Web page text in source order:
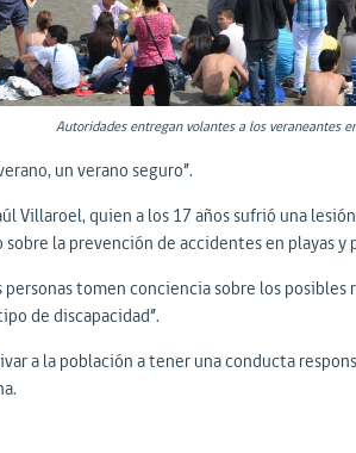
Autoridades entregan volantes a los veraneantes
un verano seguro”.
Villaroel, quien a los 17 años sufrió una
la prevención de accidentes en playas y
tomen conciencia sobre los posibles
de discapacidad”.
a la población a tener una conducta